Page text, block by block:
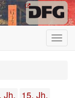
Jh. 15. Jh.